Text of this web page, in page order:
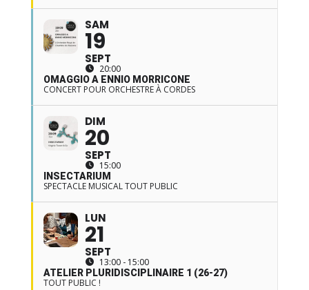
SAM
19
SEPT
20:00
OMAGGIO A ENNIO MORRICONE
CONCERT POUR ORCHESTRE À CORDES
DIM
20
SEPT
15:00
INSECTARIUM
SPECTACLE MUSICAL TOUT PUBLIC
LUN
21
SEPT
13:00 - 15:00
ATELIER PLURIDISCIPLINAIRE 1 (26-27)
TOUT PUBLIC !